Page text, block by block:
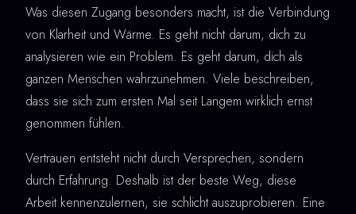
Was diesen Zugang besonders macht, ist die Verbindung
von Klarheit und Wärme. Es geht nicht darum, dich zu
analysieren wie ein Problem. Es geht darum, dich als
ganzen Menschen wahrzunehmen. Viele beschreiben,
dass sie sich zum ersten Mal seit Langem wirklich ernst
genommen fühlen.
Vertrauen entsteht nicht durch Versprechen, sondern
durch Erfahrung. Deshalb ist der beste Weg, diese
Arbeit kennenzulernen, sie schlicht auszuprobieren. Eine